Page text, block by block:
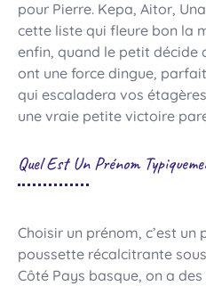
pour Pierre. Kepa, Aitor,
cette liste qui fleure bon la
enfin, quand le petit décide
ont une force dingue,
qui escaladera vos
une vraie petite victoire
Quel Est Un Prénom
Choisir un prénom, c’est un
poussette récalcitrante
Côté Pays basque, on a